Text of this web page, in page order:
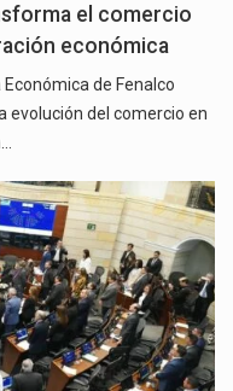
el comercio
económica
de Fenalco
evolución del comercio en